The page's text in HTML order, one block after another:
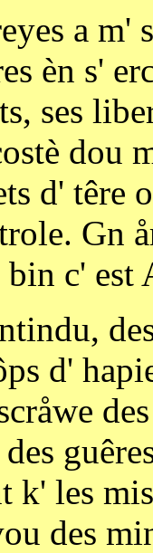
a m'
èn s'
ses
dou
d' têre
Gn
c' est
d'
k' les
des